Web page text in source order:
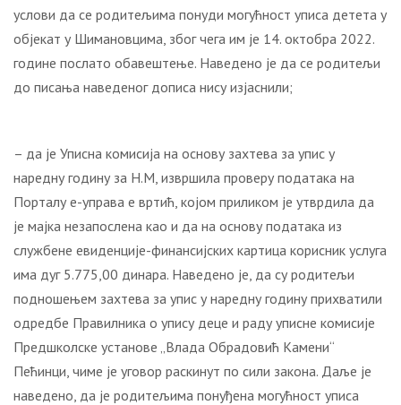
услови да се родитељима понуди могућност уписа детета у
објекат у Шимановцима, због чега им је 14. октобра 2022.
године послато обавештење. Наведено је да се родитељи
до писања наведеног дописа нису изјаснили;
– да је Уписна комисија на основу захтева за упис у
наредну годину за Н.М, извршила проверу података на
Порталу е-управа е вртић, којом приликом је утврдила да
је мајка незапослена као и да на основу података из
службене евиденције-финансијских картица корисник услуга
има дуг 5.775,00 динара. Наведено је, да су родитељи
подношењем захтева за упис у наредну годину прихватили
одредбе Правилника о упису деце и раду уписне комисије
Предшколске установе „Влада Обрадовић Камени“
Пећинци, чиме је уговор раскинут по сили закона. Даље је
наведено, да је родитељима понуђена могућност уписа